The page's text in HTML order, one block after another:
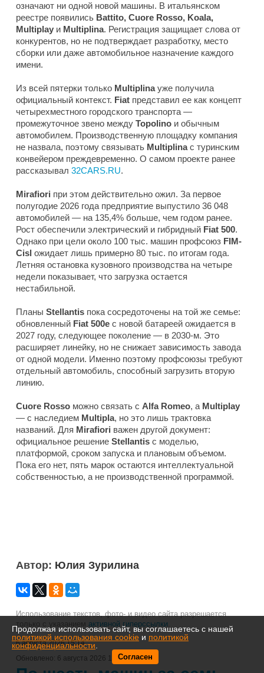
означают ни одной новой машины. В итальянском
реестре появились Battito, Cuore Rosso, Koala,
Multiplay и Multiplina. Регистрация защищает слова от
конкурентов, но не подтверждает разработку, место
сборки или даже автомобильное назначение каждого
имени.
Из всей пятерки только Multiplinaуже получила
официальный контекст. Fiat представил ее как концепт
четырехместного городского транспорта —
промежуточное звено между Topolino и обычным
автомобилем. Производственную площадку компания
не назвала, поэтому связывать Multiplinaс туринским
конвейером преждевременно. О самом проекте ранее
рассказывал 32CARS.RU.
Mirafiori при этом действительно ожил. За первое
полугодие 2026 года предприятие выпустило 36 048
автомобилей — на 135,4% больше, чем годом ранее.
Рост обеспечили электрический и гибридный Fiat 500.
Однако при цели около 100 тыс. машин профсоюз FIM-
Cisl ожидает лишь примерно 80 тыс. по итогам года.
Летняя остановка кузовного производства на четыре
недели показывает, что загрузка остается
нестабильной.
Планы Stellantis пока сосредоточены на той же семье:
обновленный Fiat 500e с новой батареей ожидается в
2027 году, следующее поколение — в 2030-м. Это
расширяет линейку, но не снижает зависимость завода
от одной модели. Именно поэтому профсоюзы требуют
отдельный автомобиль, способный загрузить вторую
линию.
Cuore Rosso можно связать с Alfa Romeo, а Multiplay
— с наследием Multipla, но это лишь трактовка
названий. Для Mirafiori важен другой документ:
официальное решение Stellantis с моделью,
платформой, сроком запуска и плановым объемом.
Пока его нет, пять марок остаются интеллектуальной
собственностью, а не производственной программой.
Автор: Юлия Зурилина
Использование текстов, фото- и видео сайта разрешается
только с указанием активной гиперссылки
6 августа 2026 15:14
Обновлено: 6 августа 2026 15:14
Продолжая использовать сайт, вы соглашаетесь с нашей
политикой использования cookie и политикой
конфиденциальности
Согласен